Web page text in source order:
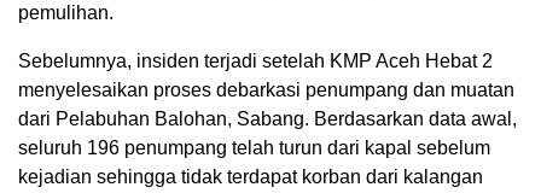
pemulihan.
Sebelumnya, insiden terjadi setelah KMP Aceh Hebat 2
menyelesaikan proses debarkasi penumpang dan muatan
dari Pelabuhan Balohan, Sabang. Berdasarkan data awal,
seluruh 196 penumpang telah turun dari kapal sebelum
kejadian sehingga tidak terdapat korban dari kalangan